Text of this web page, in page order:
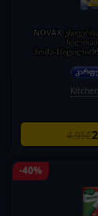
NOVAX
ზომა-1წყვილი/
4.95₾
-40%